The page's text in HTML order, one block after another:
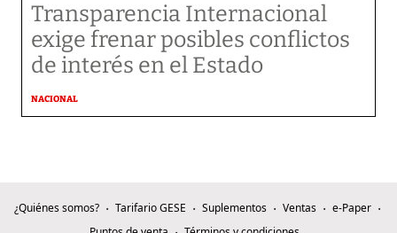
Transparencia Internacional
exige frenar posibles conflictos
de interés en el Estado
NACIONAL
¿Quiénes somos? Tarifario GESE Suplementos Ventas
e-Paper